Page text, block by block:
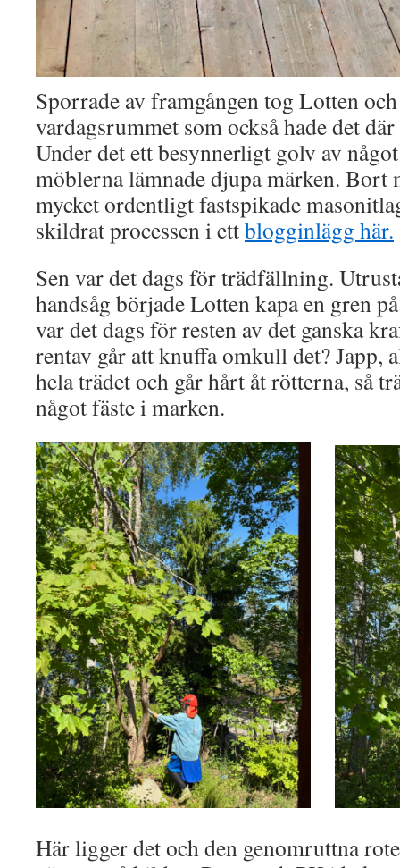
Sporrade av framgången tog Lotten
vardagsrummet som också hade det
Under det ett besynnerligt golv av
möblerna lämnade djupa märken. Bort
mycket ordentligt fastspikade
skildrat processen i ettblogginlägg här.
Sen var det dags för trädfällning.
handsåg började Lotten kapa en gren
var det dags för resten av det ganska
rentav går att knuffa omkull det? Japp,
hela trädet och går hårt åt rötterna, så
något fäste i marken.
Här ligger det och den genomruttna